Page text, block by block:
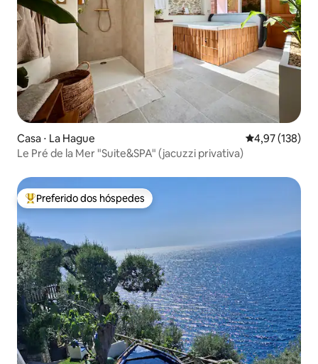
Casa ⋅ La Hague 4,97 de uma
4,97 (138)
Le Pré de la Mer "Suite&SPA" (jacuzzi privativa)
Entre os melhores preferidos dos hóspedes
Preferido dos hóspedes